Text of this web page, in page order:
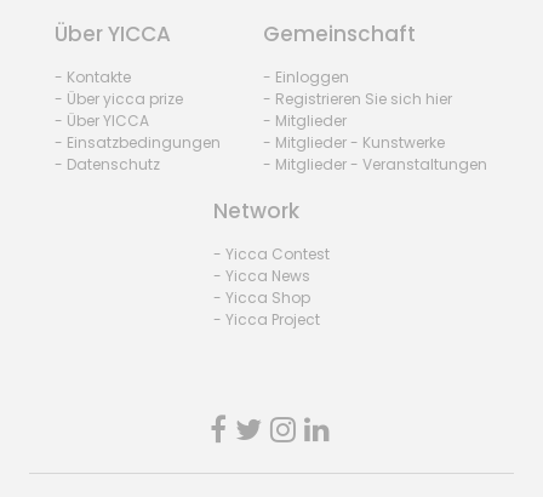
Über YICCA
- Kontakte
- Über yicca prize
- Über YICCA
- Einsatzbedingungen
- Datenschutz
Gemeinschaft
- Einloggen
- Registrieren Sie sich hier
- Mitglieder
- Mitglieder - Kunstwerke
- Mitglieder - Veranstaltungen
Network
- Yicca Contest
- Yicca News
- Yicca Shop
- Yicca Project